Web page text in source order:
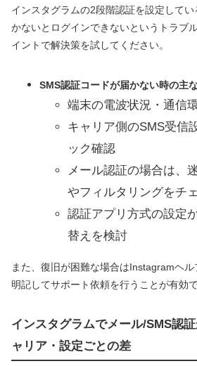
インスタグラムの2段階認証を設定して
かないとログインできないというトラブ
イントで解決策を試してください。
SMS認証コードが届かない時の主
端末の電波状況・通信
キャリア側のSMS受信
ック確認
メール認証の場合は、
やフィルタリングをチ
認証アプリ方式の設定
替えを検討
また、復旧が困難な場合はInstagramヘ
明記してサポート依頼を行うことが有効で
インスタグラムでメール/SMS認
ャリア・設定ごとの差